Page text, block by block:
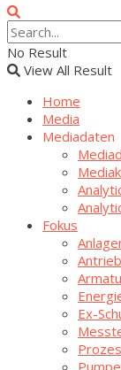
No Result
View All Result
Home
Media
Media­da­ten
Fokus
Ex-